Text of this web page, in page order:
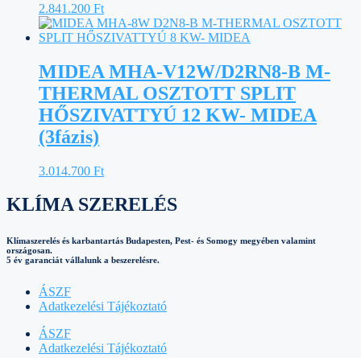
2.841.200 Ft
MIDEA MHA-V12W/D2RN8-B M-
THERMAL OSZTOTT SPLIT
HŐSZIVATTYÚ 12 KW- MIDEA
(3fázis)
3.014.700 Ft
KLÍMA SZERELÉS
Klímaszerelés és karbantartás Budapesten, Pest- és Somogy megyében valamint
országosan.
5 év garanciát vállalunk a beszerelésre.
ÁSZF
Adatkezelési Tájékoztató
ÁSZF
Adatkezelési Tájékoztató